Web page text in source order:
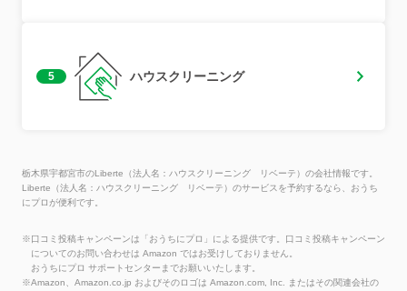
5 ハウスクリーニング
栃木県宇都宮市のLiberte（法人名：ハウスクリーニング リベーテ）の会社情報です。
Liberte（法人名：ハウスクリーニング リベーテ）のサービスを予約するなら、おうち
にプロが便利です。
※口コミ投稿キャンペーンは「おうちにプロ」による提供です。口コミ投稿キャンペーン
についてのお問い合わせは Amazon ではお受けしておりません。
おうちにプロ サポートセンターまでお願いいたします。
※Amazon、Amazon.co.jp およびそのロゴは Amazon.com, Inc. またはその関連会社の